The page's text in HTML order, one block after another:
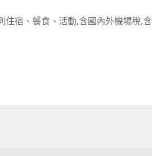
住宿、餐食、活動,含國內外機場稅,含